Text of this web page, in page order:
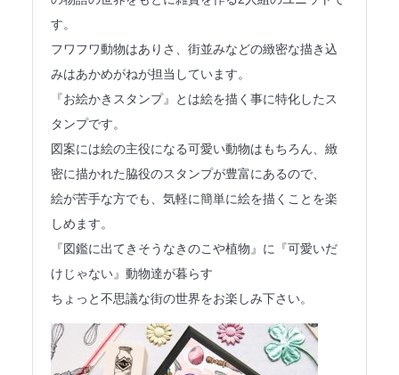
す。
フワフワ動物はありさ、街並みなどの緻密な描き込
みはあかめがねが担当しています。
『お絵かきスタンプ』とは絵を描く事に特化したス
タンプです。
図案には絵の主役になる可愛い動物はもちろん、緻
密に描かれた脇役のスタンプが豊富にあるので、
絵が苦手な方でも、気軽に簡単に絵を描くことを楽
しめます。
『図鑑に出てきそうなきのこや植物』に『可愛いだ
けじゃない』動物達が暮らす
ちょっと不思議な街の世界をお楽しみ下さい。